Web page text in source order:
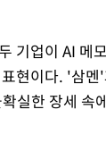
기업이 AI 메
현이다. '삼
실한 장세 속